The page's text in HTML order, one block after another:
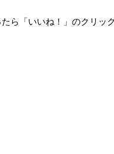
ら「いいね！」のクリッ